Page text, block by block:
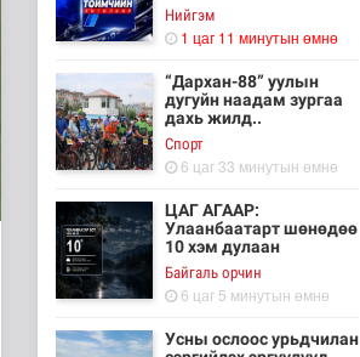
Нийгэм
1 цаг 11 минутын өмнө
“Дархан-88” уулын
дугуйн наадам зургаа
дахь жилд..
Cпорт
6 цаг 33 минутын өмнө
ЦАГ АГААР:
Улаанбаатарт шөнөдөө
10 хэм дулаан
Байгаль орчин
6 цаг 5 минутын өмнө
Усны ослоос урьдчилан